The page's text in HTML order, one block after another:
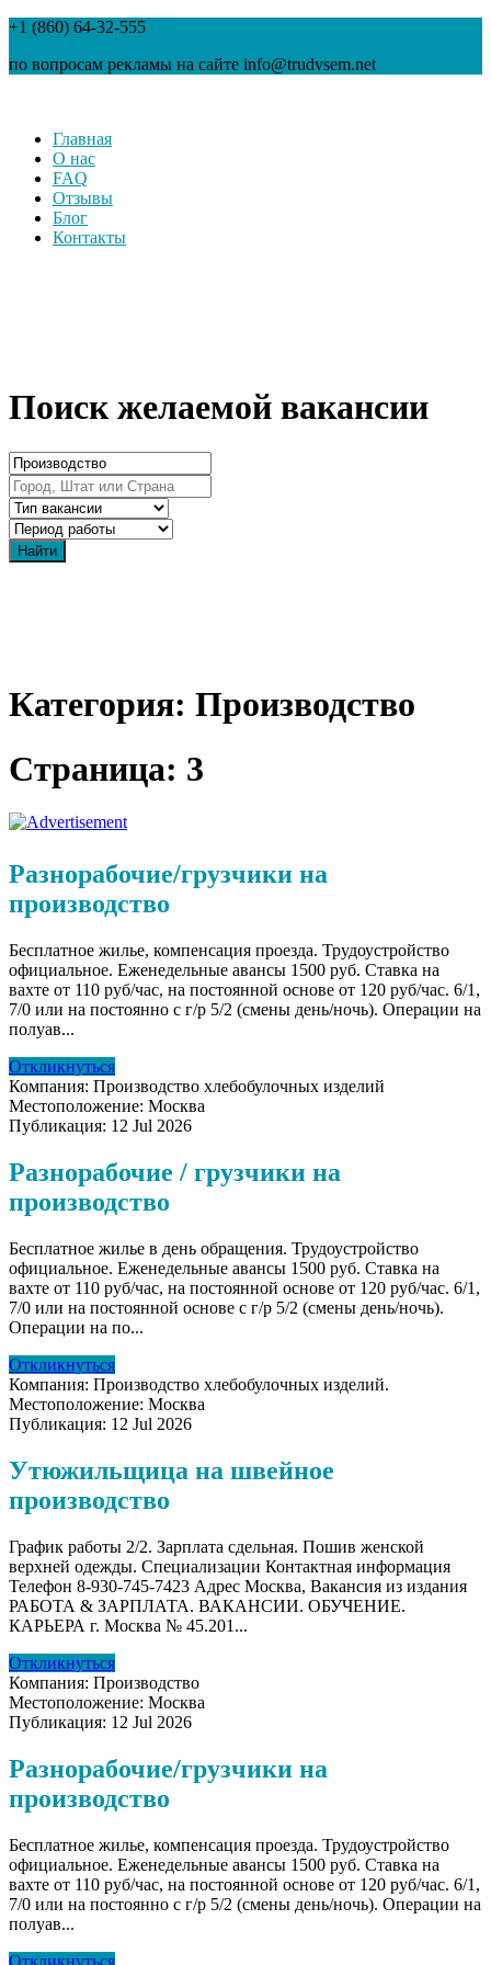
+1 (860) 64-32-555
по вопросам рекламы на сайте info@trudvsem.net
Главная
О нас
FAQ
Отзывы
Блог
Контакты
Поиск желаемой вакансии
Категория: Производство
Страница: 3
Разнорабочие/грузчики на
производство
Бесплатное жилье, компенсация проезда. Трудоустройство
официальное. Еженедельные авансы 1500 руб. Ставка на
вахте от 110 руб/час, на постоянной основе от 120 руб/час. 6/1,
7/0 или на постоянно с г/р 5/2 (смены день/ночь). Операции на
полуав...
Откликнуться
Компания: Производство хлебобулочных изделий
Местоположение: Москва
Публикация: 12 Jul 2026
Разнорабочие / грузчики на
производство
Бесплатное жилье в день обращения. Трудоустройство
официальное. Еженедельные авансы 1500 руб. Ставка на
вахте от 110 руб/час, на постоянной основе от 120 руб/час. 6/1,
7/0 или на постоянной основе с г/р 5/2 (смены день/ночь).
Операции на по...
Откликнуться
Компания: Производство хлебобулочных изделий.
Местоположение: Москва
Публикация: 12 Jul 2026
Утюжильщица на швейное
производство
График работы 2/2. Зарплата сдельная. Пошив женской
верхней одежды. Специализации Контактная информация
Телефон 8-930-745-7423 Адрес Москва, Вакансия из издания
РАБОТА & ЗАРПЛАТА. ВАКАНСИИ. ОБУЧЕНИЕ.
КАРЬЕРА г. Москва № 45.201...
Откликнуться
Компания: Производство
Местоположение: Москва
Публикация: 12 Jul 2026
Разнорабочие/грузчики на
производство
Бесплатное жилье, компенсация проезда. Трудоустройство
официальное. Еженедельные авансы 1500 руб. Ставка на
вахте от 110 руб/час, на постоянной основе от 120 руб/час. 6/1,
7/0 или на постоянно с г/р 5/2 (смены день/ночь). Операции на
полуав...
Откликнуться